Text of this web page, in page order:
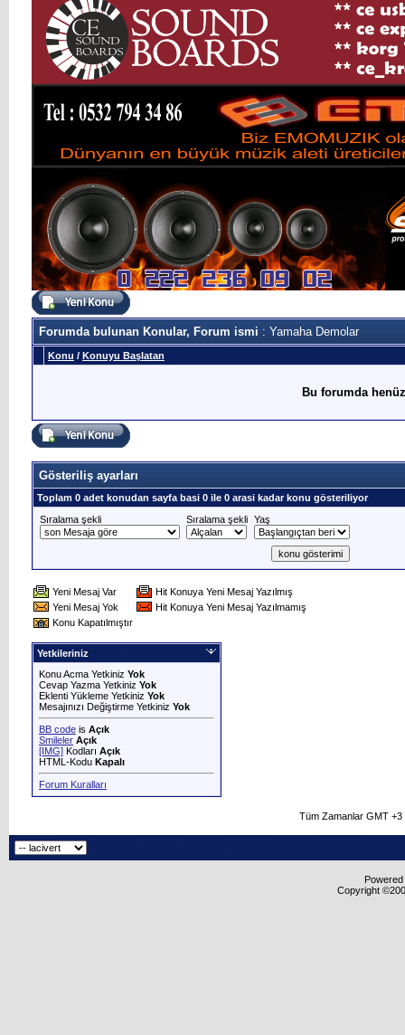
Forumda bulunan Konular, Forum ismi : Yamaha Demolar
Konu / Konuyu Başlatan
Bu forumda
Gösteriliş ayarları
Toplam 0 adet konudan sayfa basi 0 ile 0 arasi kadar konu gösteriliyor
Sıralama şekli
Sıralama şekli Yaş
Yeni Mesaj Var
Hit Konuya Yeni Mesaj Yazılmış
Yeni Mesaj Yok
Hit Konuya Yeni Mesaj Yazılmamış
Konu Kapatılmıştır
Yetkileriniz
Konu Acma Yetkiniz Yok
Cevap Yazma Yetkiniz Yok
Eklenti Yükleme Yetkiniz Yok
Mesajınızı Değiştirme Yetkiniz Yok
BB code is Açık
Smileler Açık
[IMG] Kodları Açık
HTML-Kodu Kapalı
Forum Kuralları
Tüm Zamanlar GMT
Copyright